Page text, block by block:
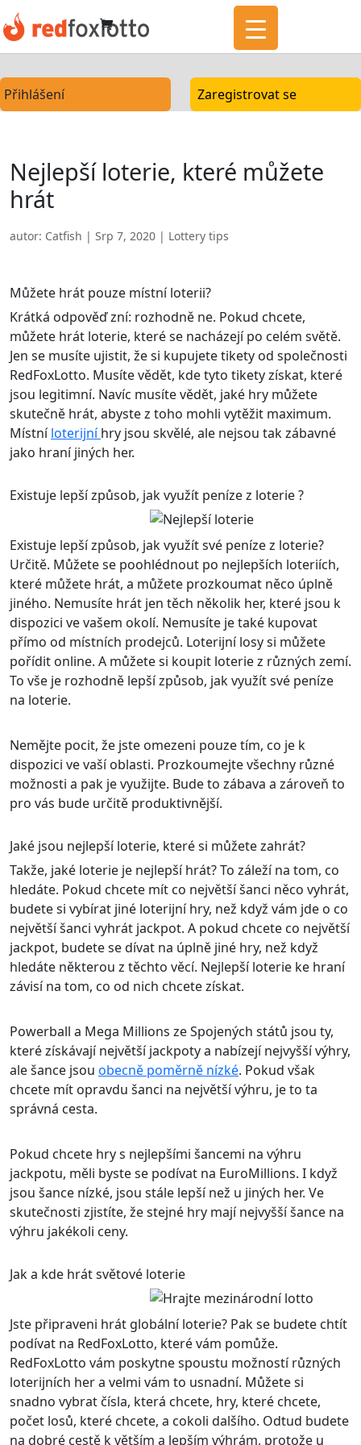
Přihlášení Zaregistrovat se
Nejlepší loterie, které můžete
hrát
autor: Catfish | Srp 7, 2020 | Lottery tips
Můžete hrát pouze místní loterii?
Krátká odpověď zní: rozhodně ne. Pokud chcete,
můžete hrát loterie, které se nacházejí po celém světě.
Jen se musíte ujistit, že si kupujete tikety od společnosti
RedFoxLotto. Musíte vědět, kde tyto tikety získat, které
jsou legitimní. Navíc musíte vědět, jaké hry můžete
skutečně hrát, abyste z toho mohli vytěžit maximum.
Místníloterijníhry jsou skvělé, ale nejsou tak zábavné
jako hraní jiných her.
Existuje lepší způsob, jak využít peníze z loterie ?
Existuje lepší způsob, jak využít své peníze z loterie?
Určitě. Můžete se poohlédnout po nejlepších loteriích,
které můžete hrát, a můžete prozkoumat něco úplně
jiného. Nemusíte hrát jen těch několik her, které jsou k
dispozici ve vašem okolí. Nemusíte je také kupovat
přímo od místních prodejců. Loterijní losy si můžete
pořídit online. A můžete si koupit loterie z různých zemí.
To vše je rozhodně lepší způsob, jak využít své peníze
na loterie.
Nemějte pocit, že jste omezeni pouze tím, co je k
dispozici ve vaší oblasti. Prozkoumejte všechny různé
možnosti a pak je využijte. Bude to zábava a zároveň to
pro vás bude určitě produktivnější.
Jaké jsou nejlepší loterie, které si můžete zahrát?
Takže, jaké loterie je nejlepší hrát? To záleží na tom, co
hledáte. Pokud chcete mít co největší šanci něco vyhrát,
budete si vybírat jiné loterijní hry, než když vám jde o co
největší šanci vyhrát jackpot. A pokud chcete co největší
jackpot, budete se dívat na úplně jiné hry, než když
hledáte některou z těchto věcí. Nejlepší loterie ke hraní
závisí na tom, co od nich chcete získat.
Powerball a Mega Millions ze Spojených států jsou ty,
které získávají největší jackpoty a nabízejí nejvyšší výhry,
ale šance jsou obecně poměrně nízké. Pokud však
chcete mít opravdu šanci na největší výhru, je to ta
správná cesta.
Pokud chcete hry s nejlepšími šancemi na výhru
jackpotu, měli byste se podívat na EuroMillions. I když
jsou šance nízké, jsou stále lepší než u jiných her. Ve
skutečnosti zjistíte, že stejné hry mají nejvyšší šance na
výhru jakékoli ceny.
Jak a kde hrát světové loterie
Jste připraveni hrát globální loterie? Pak se budete chtít
podívat na RedFoxLotto, které vám pomůže.
RedFoxLotto vám poskytne spoustu možností různých
loterijních her a velmi vám to usnadní. Můžete si
snadno vybrat čísla, která chcete, hry, které chcete,
počet losů, které chcete, a cokoli dalšího. Odtud budete
na dobré cestě k větším a lepším výhrám, protože u